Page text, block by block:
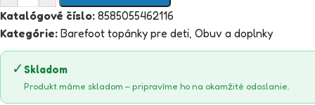
Katalógové číslo: 8585055462116
Kategórie: Barefoot topánky pre deti, Obuv a doplnky
✓ Skladom
Produkt máme skladom – pripravíme ho na okamžité odoslanie.